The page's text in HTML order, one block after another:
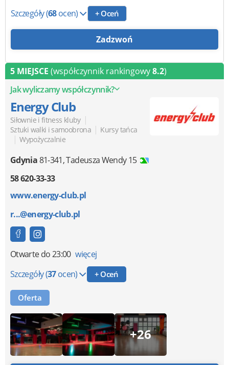
Szczegóły(68ocen) + Oceń
Zadzwoń
5 MIEJSCE (współczynnik rankingowy8.2)
Jak wyliczamy współczynnik?
Energy Club
Siłownie i fitness kluby |
Sztuki walki i samoobrona | Kursy tańca
| Wypożyczalnie
Gdynia81-341,Tadeusza Wendy 15
58 620-33-33
www.energy-club.pl
r...@energy-club.pl
Otwartedo 23:00 więcej
Szczegóły(37ocen) + Oceń
Oferta
+26